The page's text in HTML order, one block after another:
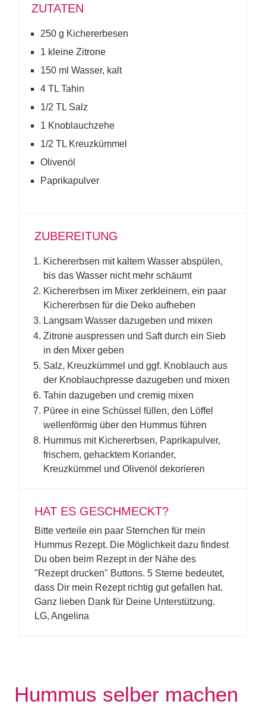
ZUTATEN
250 g Kichererbesen
1 kleine Zitrone
150 ml Wasser, kalt
4 TL Tahin
1/2 TL Salz
1 Knoblauchzehe
1/2 TL Kreuzkümmel
Olivenöl
Paprikapulver
ZUBEREITUNG
Kichererbsen mit kaltem Wasser abspülen,
bis das Wasser nicht mehr schäumt
Kichererbsen im Mixer zerkleinern, ein paar
Kichererbsen für die Deko aufheben
Langsam Wasser dazugeben und mixen
Zitrone auspressen und Saft durch ein Sieb
in den Mixer geben
Salz, Kreuzkümmel und ggf. Knoblauch aus
der Knoblauchpresse dazugeben und mixen
Tahin dazugeben und cremig mixen
Püree in eine Schüssel füllen, den Löffel
wellenförmig über den Hummus führen
Hummus mit Kichererbsen, Paprikapulver,
frischem, gehacktem Koriander,
Kreuzkümmel und Olivenöl dekorieren
HAT ES GESCHMECKT?
Bitte verteile ein paar Sternchen für mein
Hummus Rezept. Die Möglichkeit dazu findest
Du oben beim Rezept in der Nähe des
"Rezept drucken" Buttons. 5 Sterne bedeutet,
dass Dir mein Rezept richtig gut gefallen hat.
Ganz lieben Dank für Deine Unterstützung.
LG, Angelina
Hummus selber machen